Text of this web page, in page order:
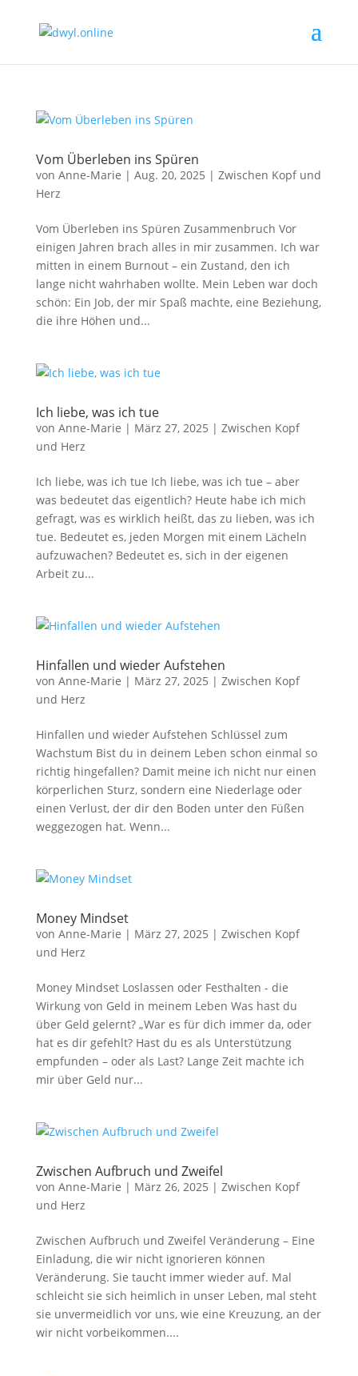
Vom Überleben ins Spüren
von Anne-Marie | Aug. 20, 2025 | Zwischen Kopf und
Herz
Vom Überleben ins Spüren Zusammenbruch Vor
einigen Jahren brach alles in mir zusammen. Ich war
mitten in einem Burnout – ein Zustand, den ich
lange nicht wahrhaben wollte. Mein Leben war doch
schön: Ein Job, der mir Spaß machte, eine Beziehung,
die ihre Höhen und...
Ich liebe, was ich tue
von Anne-Marie | März 27, 2025 | Zwischen Kopf
und Herz
Ich liebe, was ich tue Ich liebe, was ich tue – aber
was bedeutet das eigentlich? Heute habe ich mich
gefragt, was es wirklich heißt, das zu lieben, was ich
tue. Bedeutet es, jeden Morgen mit einem Lächeln
aufzuwachen? Bedeutet es, sich in der eigenen
Arbeit zu...
Hinfallen und wieder Aufstehen
von Anne-Marie | März 27, 2025 | Zwischen Kopf
und Herz
Hinfallen und wieder Aufstehen Schlüssel zum
Wachstum Bist du in deinem Leben schon einmal so
richtig hingefallen? Damit meine ich nicht nur einen
körperlichen Sturz, sondern eine Niederlage oder
einen Verlust, der dir den Boden unter den Füßen
weggezogen hat. Wenn...
Money Mindset
von Anne-Marie | März 27, 2025 | Zwischen Kopf
und Herz
Money Mindset Loslassen oder Festhalten - die
Wirkung von Geld in meinem Leben Was hast du
über Geld gelernt? „War es für dich immer da, oder
hat es dir gefehlt? Hast du es als Unterstützung
empfunden – oder als Last? Lange Zeit machte ich
mir über Geld nur...
Zwischen Aufbruch und Zweifel
von Anne-Marie | März 26, 2025 | Zwischen Kopf
und Herz
Zwischen Aufbruch und Zweifel Veränderung – Eine
Einladung, die wir nicht ignorieren können
Veränderung. Sie taucht immer wieder auf. Mal
schleicht sie sich heimlich in unser Leben, mal steht
sie unvermeidlich vor uns, wie eine Kreuzung, an der
wir nicht vorbeikommen....